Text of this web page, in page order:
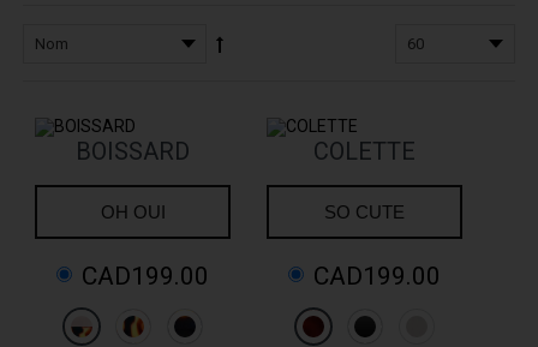
BOISSARD
OH OUI
CAD199.00
COLETTE
SO CUTE
CAD199.00